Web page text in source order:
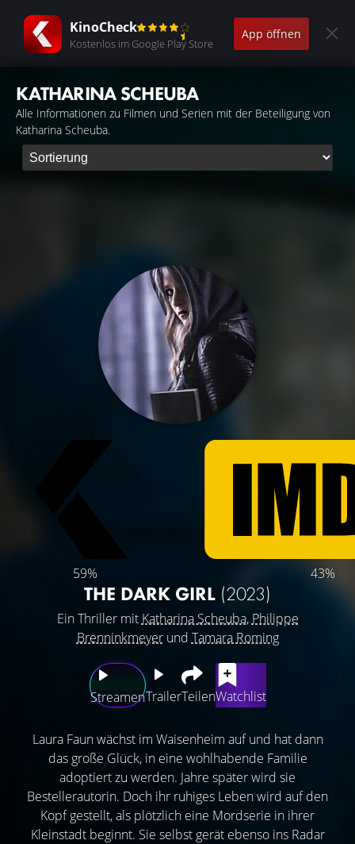
KinoCheck
Kostenlos im Google Play Store
App öffnen
KATHARINA SCHEUBA
Alle Informationen zu Filmen und Serien mit der Beteiligung von
Katharina Scheuba.
59% 43%
THE DARK GIRL (2023)
Ein Thriller mit Katharina Scheuba, Philippe
Brenninkmeyerund Tamara Roming
StreamenTrailerTeilenWatchlist
Laura Faun wächst im Waisenheim auf und hat dann
das große Glück, in eine wohlhabende Familie
adoptiert zu werden. Jahre später wird sie
Bestellerautorin. Doch ihr ruhiges Leben wird auf den
Kopf gestellt, als plötzlich eine Mordserie in ihrer
Kleinstadt beginnt. Sie selbst gerät ebenso ins Radar